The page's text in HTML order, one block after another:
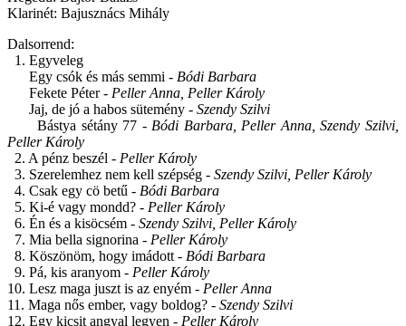
Klarinét: Bajusznács Mihály
Dalsorrend:
1. Egyveleg
Egy csók és más semmi - Bódi Barbara
Fekete Péter - Peller Anna, Peller Károly
Jaj, de jó a habos sütemény - Szendy Szilvi
Bástya sétány 77 - Bódi Barbara, Peller Anna, Szendy Szilvi,
Peller Károly
2. A pénz beszél - Peller Károly
3. Szerelemhez nem kell szépség - Szendy Szilvi, Peller Károly
4. Csak egy cö betű - Bódi Barbara
5. Ki-é vagy mondd? - Peller Károly
6. Én és a kisöcsém - Szendy Szilvi, Peller Károly
7. Mia bella signorina - Peller Károly
8. Köszönöm, hogy imádott - Bódi Barbara
9. Pá, kis aranyom - Peller Károly
10. Lesz maga juszt is az enyém - Peller Anna
11. Maga nős ember, vagy boldog? - Szendy Szilvi
12. Egy kicsit angyal legyen - Peller Károly